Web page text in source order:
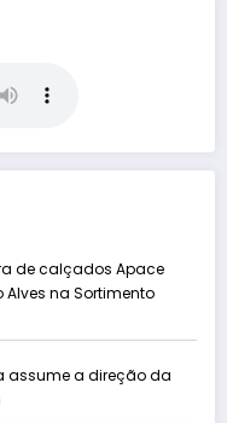
de calçados Apace
na Sortimento
assume a direção da